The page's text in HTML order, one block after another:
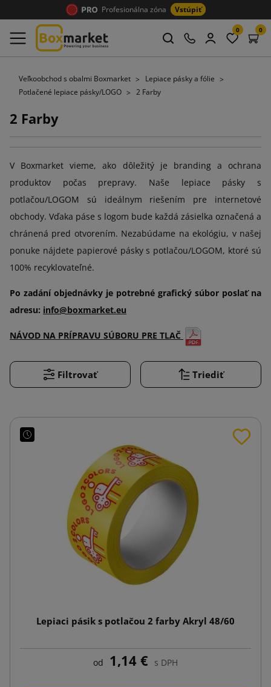
Profesionálna zóna Vstúpiť
0 0
Veľkoobchod s obalmi Boxmarket
Lepiace pásky a fólie
Potlačené lepiace pásky/LOGO
2 Farby
2 Farby
V Boxmarket vieme, ako dôležitý je branding a ochrana
produktov počas prepravy. Naše lepiace pásky s
potlačou/LOGOM sú ideálnym riešením pre internetové
obchody. Vďaka páse s logom bude každá zásielka označená a
chránená pred otvorením. Nezabúdame na ekológiu, v našej
ponuke nájdete papierové pásky s potlačou/LOGOM, ktoré sú
100% recyklovateľné.
Po zadání objednávky je potrebné grafický súbor poslať na
adresu: info@boxmarket.eu
NÁVOD NA PRÍPRAVU SÚBORU PRE TLAČ
Filtrovať Triediť
Lepiaci pásik s potlačou 2 farby Akryl 48/60
od 1,14 € s DPH